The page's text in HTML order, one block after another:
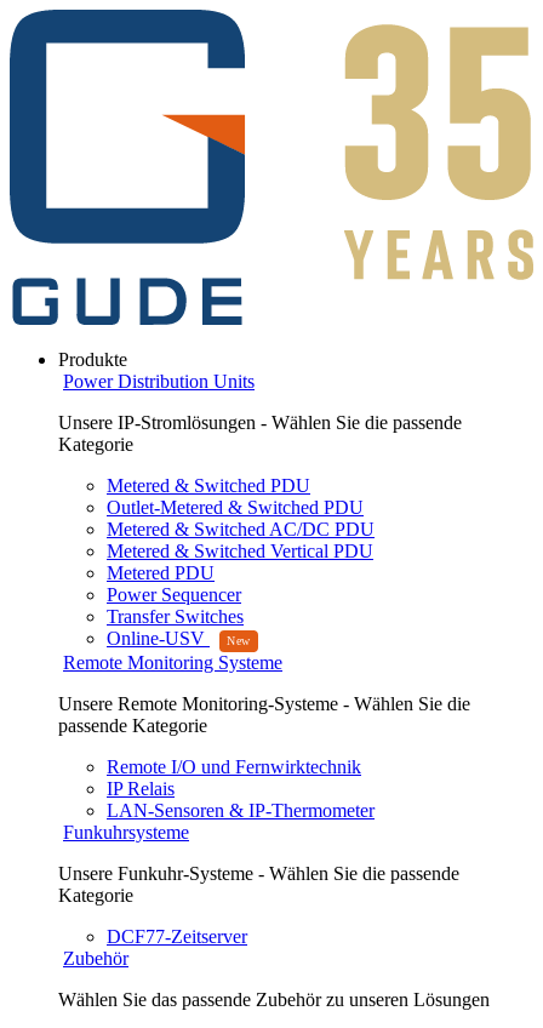
Produkte
Power Distribution Units
Unsere IP-Stromlösungen - Wählen Sie die passende
Kategorie
Metered & Switched PDU
Outlet-Metered & Switched PDU
Metered & Switched AC/DC PDU
Metered & Switched Vertical PDU
Metered PDU
Power Sequencer
Transfer Switches
Online-USV
Remote Monitoring Systeme
Unsere Remote Monitoring-Systeme - Wählen Sie die
passende Kategorie
Remote I/O und Fernwirktechnik
IP Relais
LAN-Sensoren & IP-Thermometer
Funkuhrsysteme
Unsere Funkuhr-Systeme - Wählen Sie die passende
Kategorie
DCF77-Zeitserver
Zubehör
Wählen Sie das passende Zubehör zu unseren Lösungen